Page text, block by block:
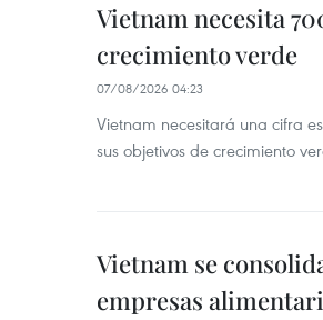
Vietnam necesita
crecimiento verde
07/08/2026 04:23
Vietnam necesitará una cifra
sus objetivos de crecimiento
Vietnam se
empresas